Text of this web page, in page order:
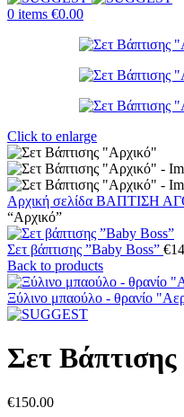
0 items €0.00
Click to enlarge
Αρχική σελίδα ΒΑΠΤΙΣΗ
“Αρχικό”
Σετ βάπτισης ”Baby Boss” €
Back to products
Ξύλινο μπαούλο - θρανίο
Σετ
€150.00